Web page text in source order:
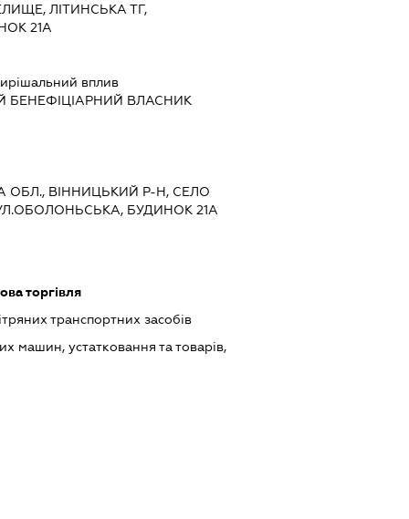
ЛІТИНСЬКА ТГ,
21А
вплив
БЕНЕФІЦІАРНИЙ ВЛАСНИК
ОБЛ., ВІННИЦЬКИЙ Р-Н, СЕЛО
БУДИНОК 21А
торгівля
транспортних засобів
машин, устатковання та товарів,